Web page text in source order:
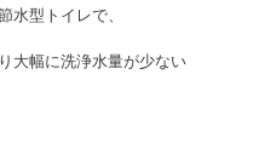
水型トイレで、
大幅に洗浄水量が少ない